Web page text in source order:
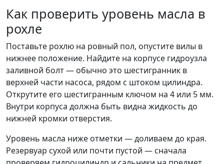
Как проверить уровень масла в
рохле
Поставьте рохлю на ровный пол, опустите вилы в
нижнее положение. Найдите на корпусе гидроузла
заливной болт — обычно это шестигранник в
верхней части насоса, рядом с штоком цилиндра.
Открутите его шестигранным ключом на 4 или 5 мм.
Внутри корпуса должна быть видна жидкость до
нижней кромки отверстия.
Уровень масла ниже отметки — доливаем до края.
Резервуар сухой или почти пустой — сначала